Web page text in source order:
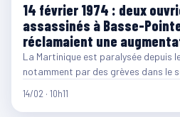
14 février 1974 : deux
assassinés à Basse-
réclamaient une
La Martinique est paralysée depuis
notamment par des grèves dans le
14/02 · 10h11